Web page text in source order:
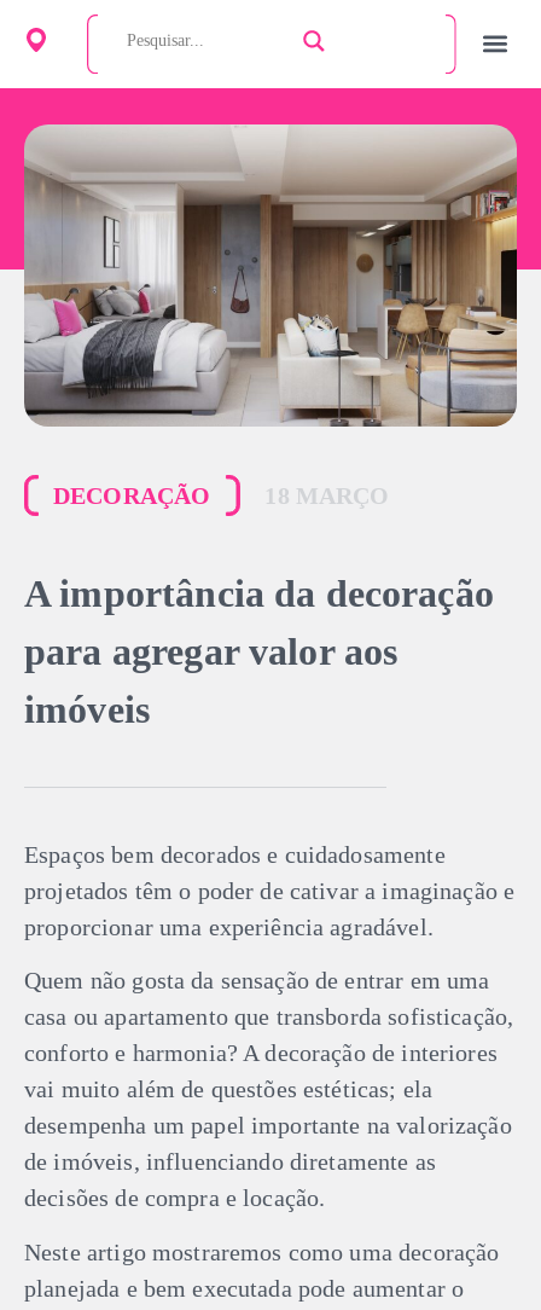
DECORAÇÃO 18 MARÇO
A importância da decoração
para agregar valor aos
imóveis
Espaços bem decorados e cuidadosamente
projetados têm o poder de cativar a imaginação e
proporcionar uma experiência agradável.
Quem não gosta da sensação de entrar em uma
casa ou apartamento que transborda sofisticação,
conforto e harmonia? A decoração de interiores
vai muito além de questões estéticas; ela
desempenha um papel importante na valorização
de imóveis, influenciando diretamente as
decisões de compra e locação.
Neste artigo mostraremos como uma decoração
planejada e bem executada pode aumentar o